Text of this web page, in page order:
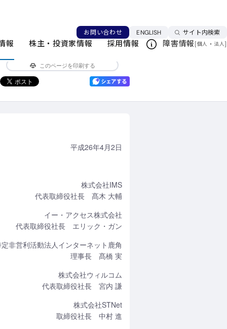
お問い合わせ ENGLISH言語を切り替える
サイト内検索
報 株主・投資家情報 採用情報 障害情報[個人 ・ 法人]
このページを印刷する
平成26年4月2日
株式会社IMS
代表取締役社長 髙木 大輔
イー・アクセス株式会社
代表取締役社長 エリック・ガン
非営利活動法人インターネット鹿角
理事長 髙橋 実
株式会社ウィルコム
代表取締役社長 宮内 謙
株式会社STNet
取締役社長 中村 進